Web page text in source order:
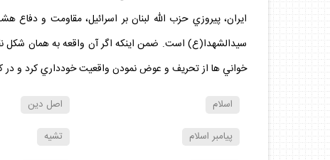
ايران، پيروزي حزب‏ الله لبنان بر اسرائيل، مقاومت و
سيدالشهدا(ع) است. ضمن اينكه اگر آن واقعه به همان شكل
خواني‏ ها از تحريف و عوض نمودن واقعيت خودداري كرد و در
اسلام اصل دين
پيامبر اسلام تشيه